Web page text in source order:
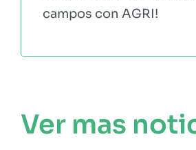
campos con AGRI!
Ver mas